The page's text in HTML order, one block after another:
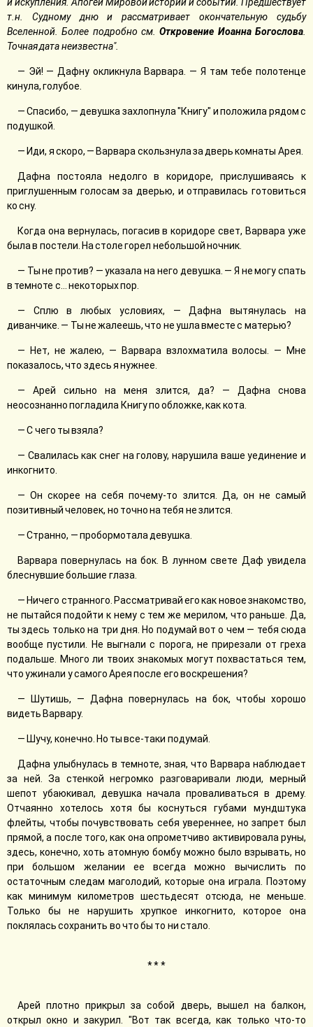
т.н. Судному дню и рассматривает окончательную судьбу
Вселенной. Более подробно см.Откровение Иоанна Богослова
Точная дата неизвестна".
— Эй! — Дафну окликнула Варвара. — Я там тебе полотенце
кинула, голубое.
— Спасибо, — девушка захлопнула "Книгу" и положила рядом с
подушкой.
— Иди, я скоро, — Варвара скользнула за дверь комнаты Арея.
Дафна постояла недолго в коридоре, прислушиваясь к
приглушенным голосам за дверью, и отправилась готовиться
ко сну.
Когда она вернулась, погасив в коридоре свет, Варвара уже
была в постели. На столе горел небольшой ночник.
— Ты не против? — указала на него девушка. — Я не могу спать
в темноте с… некоторых пор.
— Сплю в любых условиях, — Дафна вытянулась на
диванчике. — Ты не жалеешь, что не ушла вместе с матерью?
— Нет, не жалею, — Варвара взлохматила волосы. — Мне
показалось, что здесь я нужнее.
— Арей сильно на меня злится, да? — Дафна снова
неосознанно погладила Книгу по обложке, как кота.
— С чего ты взяла?
— Свалилась как снег на голову, нарушила ваше уединение и
инкогнито.
— Он скорее на себя почему-то злится. Да, он не самый
позитивный человек, но точно на тебя не злится.
— Странно, — пробормотала девушка.
Варвара повернулась на бок. В лунном свете Даф увидела
блеснувшие большие глаза.
— Ничего странного. Рассматривай его как новое знакомство,
не пытайся подойти к нему с тем же мерилом, что раньше. Да,
ты здесь только на три дня. Но подумай вот о чем — тебя сюда
вообще пустили. Не выгнали с порога, не прирезали от греха
подальше. Много ли твоих знакомых могут похвастаться тем,
что ужинали у самого Арея после его воскрешения?
— Шутишь, — Дафна повернулась на бок, чтобы хорошо
видеть Варвару.
— Шучу, конечно. Но ты все-таки подумай.
Дафна улыбнулась в темноте, зная, что Варвара наблюдает
за ней. За стенкой негромко разговаривали люди, мерный
шепот убаюкивал, девушка начала проваливаться в дрему.
Отчаянно хотелось хотя бы коснуться губами мундштука
флейты, чтобы почувствовать себя увереннее, но запрет был
прямой, а после того, как она опрометчиво активировала руны,
здесь, конечно, хоть атомную бомбу можно было взрывать, но
при большом желании ее всегда можно вычислить по
остаточным следам маголодий, которые она играла. Поэтому
как минимум километров шестьдесят отсюда, не меньше.
Только бы не нарушить хрупкое инкогнито, которое она
поклялась сохранить во что бы то ни стало.
* * *
Арей плотно прикрыл за собой дверь, вышел на балкон,
открыл окно и закурил. "Вот так всегда, как только что-то